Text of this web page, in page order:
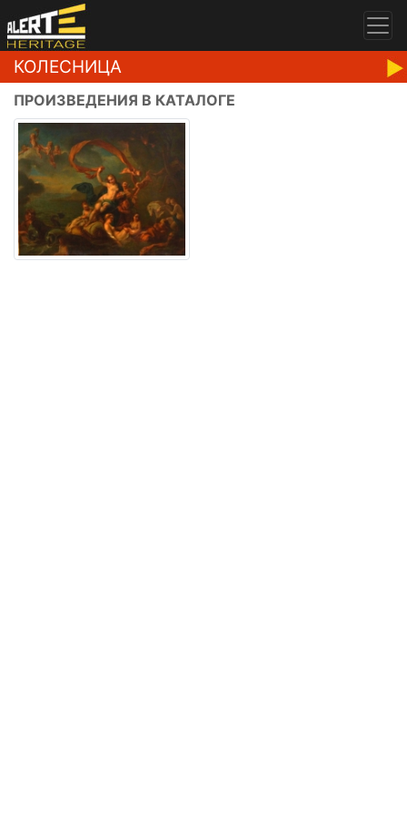
КОЛЕСНИЦА
ПРОИЗВЕДЕНИЯ В КАТАЛОГЕ